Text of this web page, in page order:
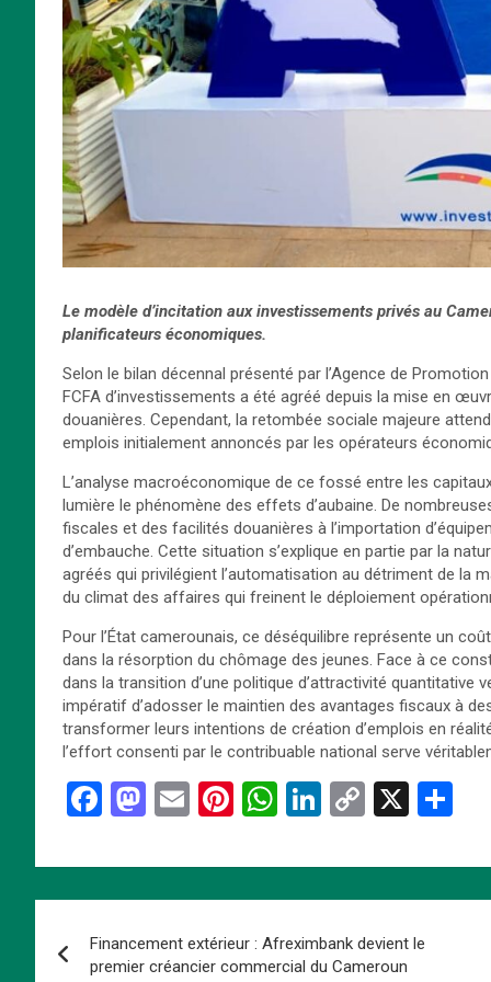
Le modèle d’incitation aux investissements privés au
planificateurs économiques.
Selon le bilan décennal présenté par l’Agence de
FCFA d’investissements a été agréé depuis la mise en
douanières. Cependant, la retombée sociale majeure
emplois initialement annoncés par les opérateurs
L’analyse macroéconomique de ce fossé entre les
lumière le phénomène des effets d’aubaine. De
fiscales et des facilités douanières à l’importation
d’embauche. Cette situation s’explique en partie par la
agréés qui privilégient l’automatisation au détriment de la
du climat des affaires qui freinent le déploiement
Pour l’État camerounais, ce déséquilibre représente un
dans la résorption du chômage des jeunes. Face à ce
dans la transition d’une politique d’attractivité
impératif d’adosser le maintien des avantages fiscaux à
transformer leurs intentions de création d’emplois en
l’effort consenti par le contribuable national serve
F
ce
b
o
M
st
o
d
E
ail
Pi
er
es
t
W
at
s
A
Li
ke
dI
n
C
py
Li
n
X
ta
g
de
Financement extérieur : Afreximbank devient le
premier créancier commercial du Cameroun